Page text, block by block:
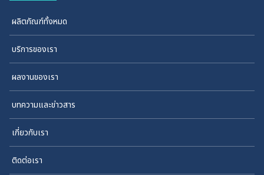
ผลิตภัณฑ์ทั้งหมด
บริการของเรา
ผลงานของเรา
บทความและข่าวสาร
เกี่ยวกับเรา
ติดต่อเรา